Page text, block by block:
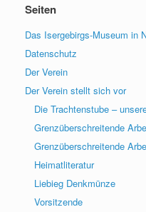
Seiten
Das Isergebirgs-Museum in
Datenschutz
Der Verein
Der Verein stellt sich vor
Die Trachtenstube –
Grenzüberschreitende
Grenzüberschreitende
Heimatliteratur
Liebieg Denkmünze
Vorsitzende